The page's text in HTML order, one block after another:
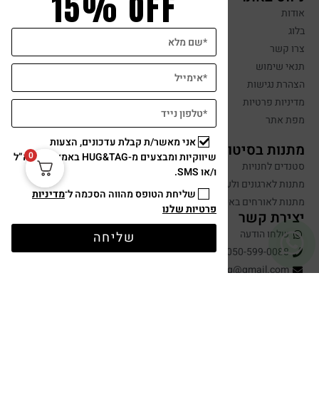
אודות
בלוג
צרו קשר
תנאי שימוש
הצהרת נגישות
מדיניות פרטיות
מפת אתר
מתנות בסיטונאות
סטנדים לחנויות
מתנות לארגונים ולעובדים
מתנות לאורחים באירועים
יצירת קשר
שלחו הודעה
050-599-0088
hugandtag@gmail.com
0
אני מאשר/ת קבלת עדכונים, הצעות
שיווקיות ומבצעים מ-HUG&TAG באמצעות דוא”ל
ו/או SMS.
שליחת הטופס מהווה הסכמה ל־מדיניות
פרטיות שלנו
שליחה